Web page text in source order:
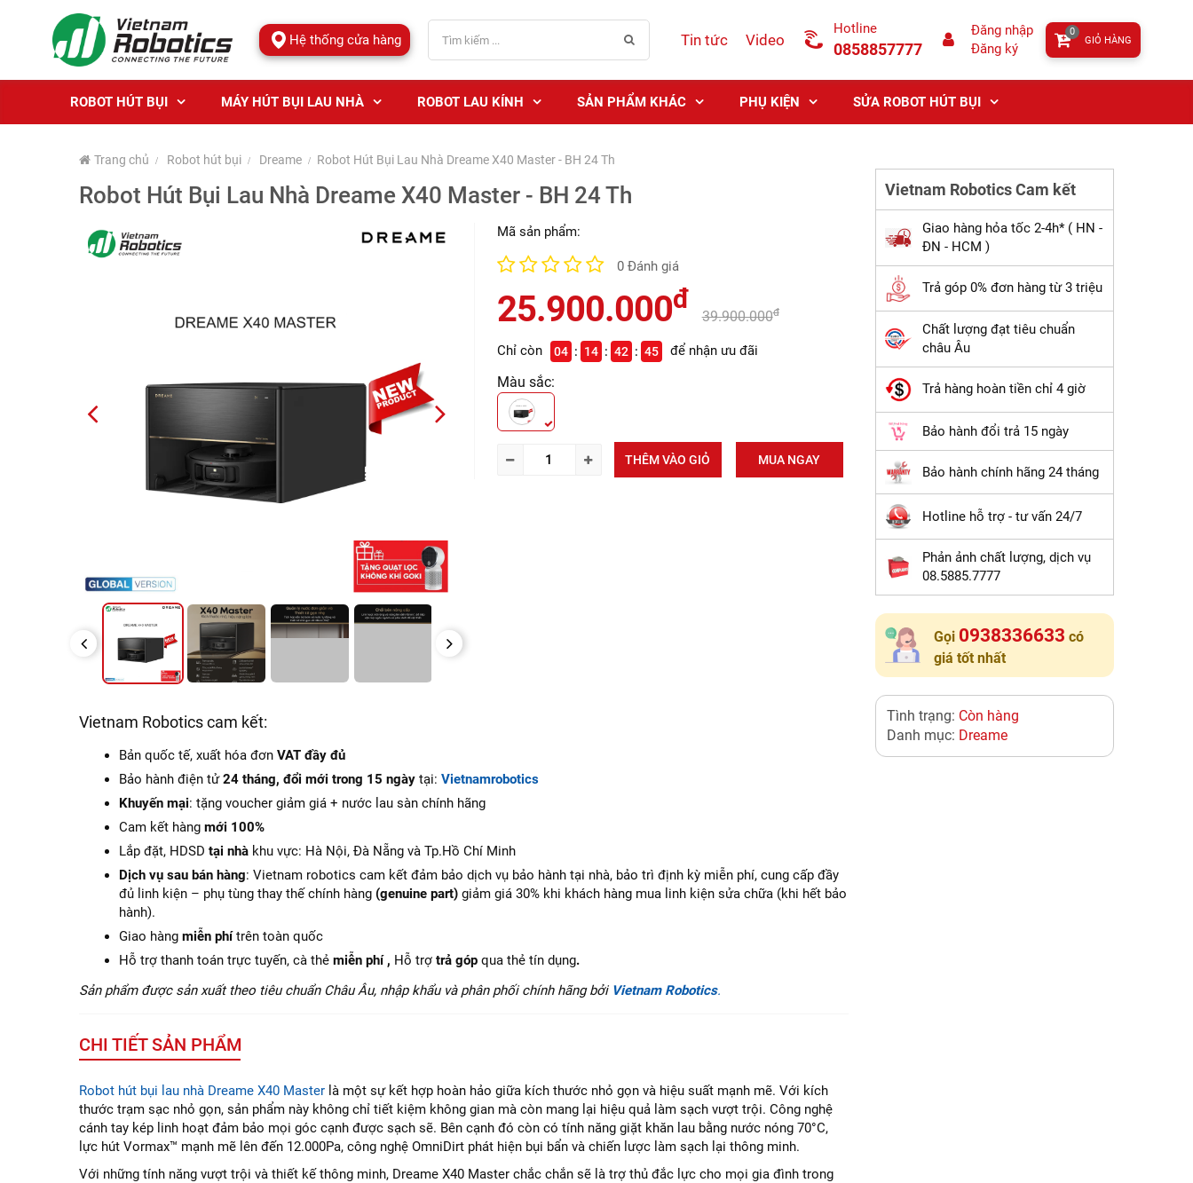
Hệ thống cửa hàng Tin tức Video
Hotline
0858857777
Đăng nhập
Đăng ký
GIỎ HÀNG
0
ROBOT HÚT BỤI MÁY HÚT BỤI LAU NHÀ ROBOT LAU KÍNH SẢN PHẨM KHÁC PHỤ KIỆN SỬA ROBOT HÚT BỤI
Trang chủ Robot hút bụi Dreame Robot Hút Bụi Lau Nhà Dreame X40 Master - BH 24 Th
Robot Hút Bụi Lau Nhà Dreame X40 Master - BH 24 Th
PREVIOUS NEXT
PREVIOUS NEXT
Mã sản phẩm:
0 Đánh giá
25.900.000đ
39.900.000đ
Chỉ còn 04 14 42 44 để nhận ưu đãi
Màu sắc:
THÊM VÀO GIỎ MUA NGAY
Vietnam Robotics cam kết:
Bản quốc tế, xuất hóa đơnVAT đầy đủ
Bảo hành điện tử24 tháng, đổi mới trong 15 ngày tại:Vietnamrobotics
Khuyến mại: tặng voucher giảm giá + nước lau sàn chính hãng
Cam kết hàngmới 100%
Lắp đặt, HDSDtại nhà khu vực: Hà Nội, Đà Nẵng và Tp.Hồ Chí Minh
Dịch vụ sau bán hàng: Vietnam robotics cam kết đảm bảo dịch vụ bảo hành tại nhà, bảo trì định kỳ miễn phí, cung cấp đầy
đủ linh kiện – phụ tùng thay thế chính hàng (genuine part) giảm giá 30% khi khách hàng mua linh kiện sửa chữa (khi hết bảo
hành).
Giao hàngmiễn phítrên toàn quốc
Hỗ trợ thanh toán trực tuyến, cà thẻmiễn phí , Hỗ trợ trả gópqua thẻ tín dụng.
Sản phẩm được sản xuất theo tiêu chuẩn Châu Âu, nhập khẩu và phân phối chính hãng bởi Vietnam Robotics.
Vietnam Robotics Cam kết
Giao hàng hỏa tốc 2-4h* ( HN -
ĐN - HCM )
Trả góp 0% đơn hàng từ 3 triệu
Chất lượng đạt tiêu chuẩn
châu Âu
Trả hàng hoàn tiền chỉ 4 giờ
Bảo hành đổi trả 15 ngày
Bảo hành chính hãng 24 tháng
Hotline hỗ trợ - tư vấn 24/7
Phản ảnh chất lượng, dịch vụ
08.5885.7777
Gọi 0938336633 có
giá tốt nhất
Tình trạng: Còn hàng
Danh mục: Dreame
CHI TIẾT SẢN PHẨM
Robot hút bụi lau nhà Dreame X40 Master là một sự kết hợp hoàn hảo giữa kích thước nhỏ gọn và hiệu suất mạnh mẽ. Với kích
thước trạm sạc nhỏ gọn, sản phẩm này không chỉ tiết kiệm không gian mà còn mang lại hiệu quả làm sạch vượt trội. Công nghệ
cánh tay kép linh hoạt đảm bảo mọi góc cạnh được sạch sẽ. Bên cạnh đó còn có tính năng giặt khăn lau bằng nước nóng 70°C,
lực hút Vormax™ mạnh mẽ lên đến 12.000Pa, công nghệ OmniDirt phát hiện bụi bẩn và chiến lược làm sạch lại thông minh.
Với những tính năng vượt trội và thiết kế thông minh, Dreame X40 Master chắc chắn sẽ là trợ thủ đắc lực cho mọi gia đình trong